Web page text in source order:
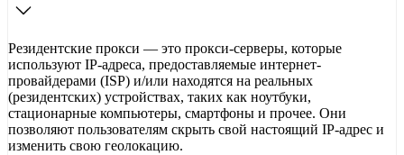
Резидентские прокси — это прокси-серверы, которые
используют IP-адреса, предоставляемые интернет-
провайдерами (ISP) и/или находятся на реальных
(резидентских) устройствах, таких как ноутбуки,
стационарные компьютеры, смартфоны и прочее. Они
позволяют пользователям скрыть свой настоящий IP-адрес и
изменить свою геолокацию.